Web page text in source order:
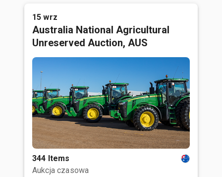
15 wrz
Australia National Agricultural
Unreserved Auction, AUS
344 Items
Aukcja czasowa